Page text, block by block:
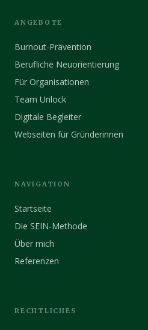
ANGEBOTE
Burnout-Prävention
Berufliche Neuorientierung
Für Organisationen
Team Unlock
Digitale Begleiter
Webseiten für Gründerinnen
NAVIGATION
Startseite
Die SEIN-Methode
Über mich
Referenzen
RECHTLICHES